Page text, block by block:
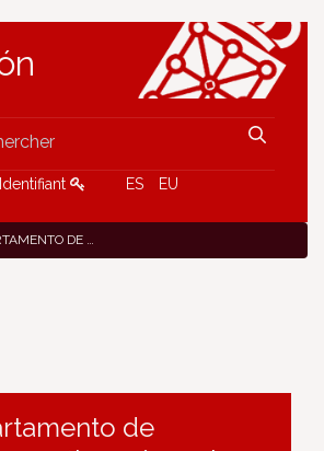
Identifiant ES EU
DE RATIOS EN EDUCACIÓN INFANTIL EN LOS CENTROS CON MAYOR VOLUMEN DE ALUMNADO VULNERABLE
de